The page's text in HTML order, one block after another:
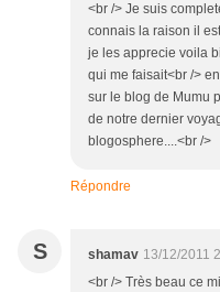
<br /> Je suis
connais la raison il
je les apprecie voila
qui me faisait<br />
sur le blog de Mumu
de notre dernier
blogosphere....<br />
Répondre
S shamav 13/12/2011
<br /> Très beau ce